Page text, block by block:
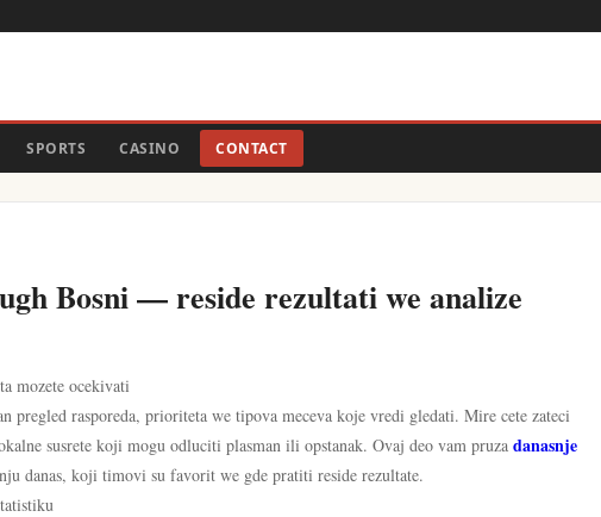
SPORTS CASINO CONTACT
Bosni — reside rezultati we analize
mozete ocekivati
pregled rasporeda, prioriteta we tipova meceva koje vredi gledati. Mire cete zateci
susrete koji mogu odluciti plasman ili opstanak. Ovaj deo vam pruza danasnje
danas, koji timovi su favorit we gde pratiti reside rezultate.